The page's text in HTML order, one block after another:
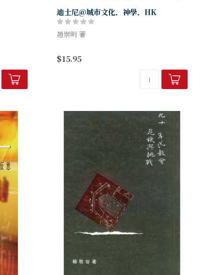
邂逅，
肅的城
迪士尼@城市文化．神學．HK
趙崇明 著
只是由文化符號所建構的一種神話，同時又
對迪士尼文化現象進行一種「解神話」的詮
釋性閱讀，期望能破除大眾一直...
$15.95